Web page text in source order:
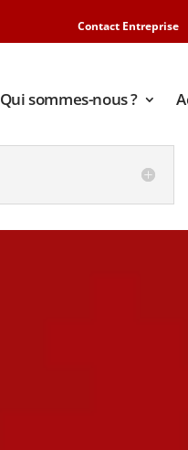
Contact Entreprise
Qui sommes-nous ?